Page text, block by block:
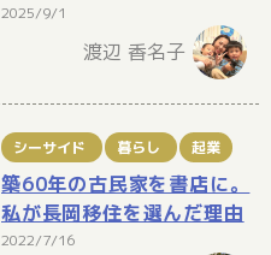
2025/9/1
渡辺 香名子
シーサイド 暮らし 起業
築60年の古民家を書店に。
私が長岡移住を選んだ理由
2022/7/16